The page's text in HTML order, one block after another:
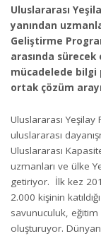
Uluslararası
yanından
Geliştirme
arasında sürecek
mücadelede bilgi
ortak çözüm
Uluslararası Yeşilay
uluslararası
Uluslararası
uzmanları ve ülke
getiriyor. İlk kez
2.000 kişinin
savunuculuk, eğitim
oluşturuyor.